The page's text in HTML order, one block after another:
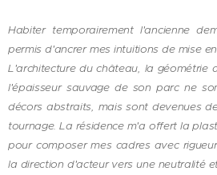
Habiter temporairement l'ancienne
permis d'ancrer mes intuitions de mise
L'architecture du château, la géométrie
l'épaisseur sauvage de son parc ne
décors abstraits, mais sont devenues
tournage. La résidence m'a offert la
pour composer mes cadres avec
la direction d'acteur vers une neutralité